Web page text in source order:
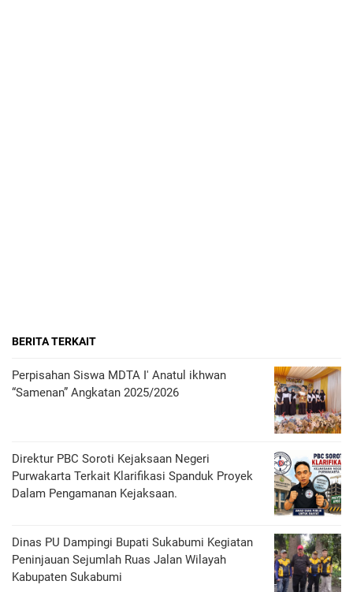
BERITA TERKAIT
Perpisahan Siswa MDTA I' Anatul ikhwan
“Samenan” Angkatan 2025/2026
Direktur PBC Soroti Kejaksaan Negeri
Purwakarta Terkait Klarifikasi Spanduk Proyek
Dalam Pengamanan Kejaksaan.
Dinas PU Dampingi Bupati Sukabumi Kegiatan
Peninjauan Sejumlah Ruas Jalan Wilayah
Kabupaten Sukabumi